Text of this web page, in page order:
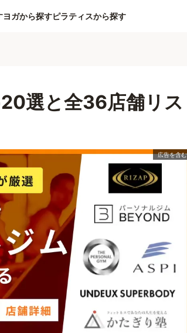
ヨガから探すピラティスから探す
選と全36店舗リス